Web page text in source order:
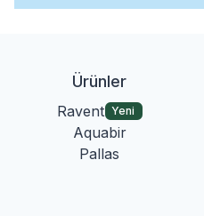
Ürünler
Ravent Yeni
Aquabir
Pallas